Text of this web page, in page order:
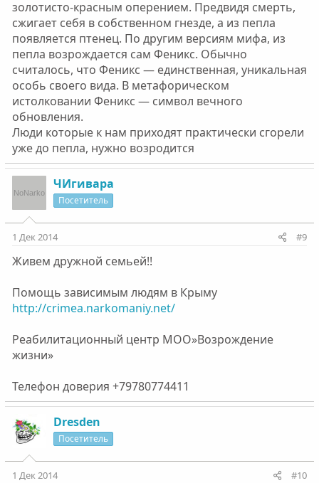
золотисто-красным оперением. Предвидя смерть,
сжигает себя в собственном гнезде, а из пепла
появляется птенец. По другим версиям мифа, из
пепла возрождается сам Феникс. Обычно
считалось, что Феникс — единственная, уникальная
особь своего вида. В метафорическом
истолковании Феникс — символ вечного
обновления.
Люди которые к нам приходят практически сгорели
уже до пепла, нужно возродится
ЧИгивара
Посетитель
1 Дек 2014 #9
Живем дружной семьей!!
Помощь зависимым людям в Крыму
http://crimea.narkomaniy.net/
Реабилитационный центр МОО»Возрождение
жизни»
Телефон доверия +79780774411
Dresden
Посетитель
1 Дек 2014 #10